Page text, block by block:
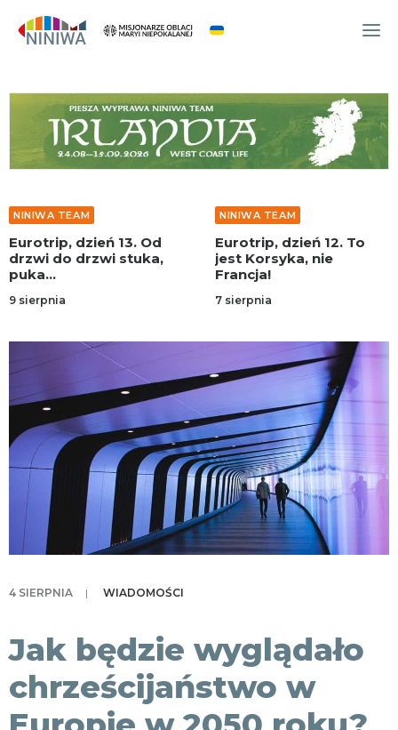
WYDARZENIA
O NAS
WSPÓLNOTA
NINIWA TEAM
FESTIWAL ŻYCIA
WOLONTARIAT
AKTUALNOŚCI
NINIWA BUD
SKLEP
KONTAKT
NINIWA TEAM
Eurotrip, dzień 12. To
jest Korsyka, nie
Francja!
7 sierpnia
NINIWA TEAM
Eurotrip, dzień 11. Byle
do morza
7 sierpnia
4 SIERPNIA | WIADOMOŚCI
Jak będzie wyglądało
chrześcijaństwo w